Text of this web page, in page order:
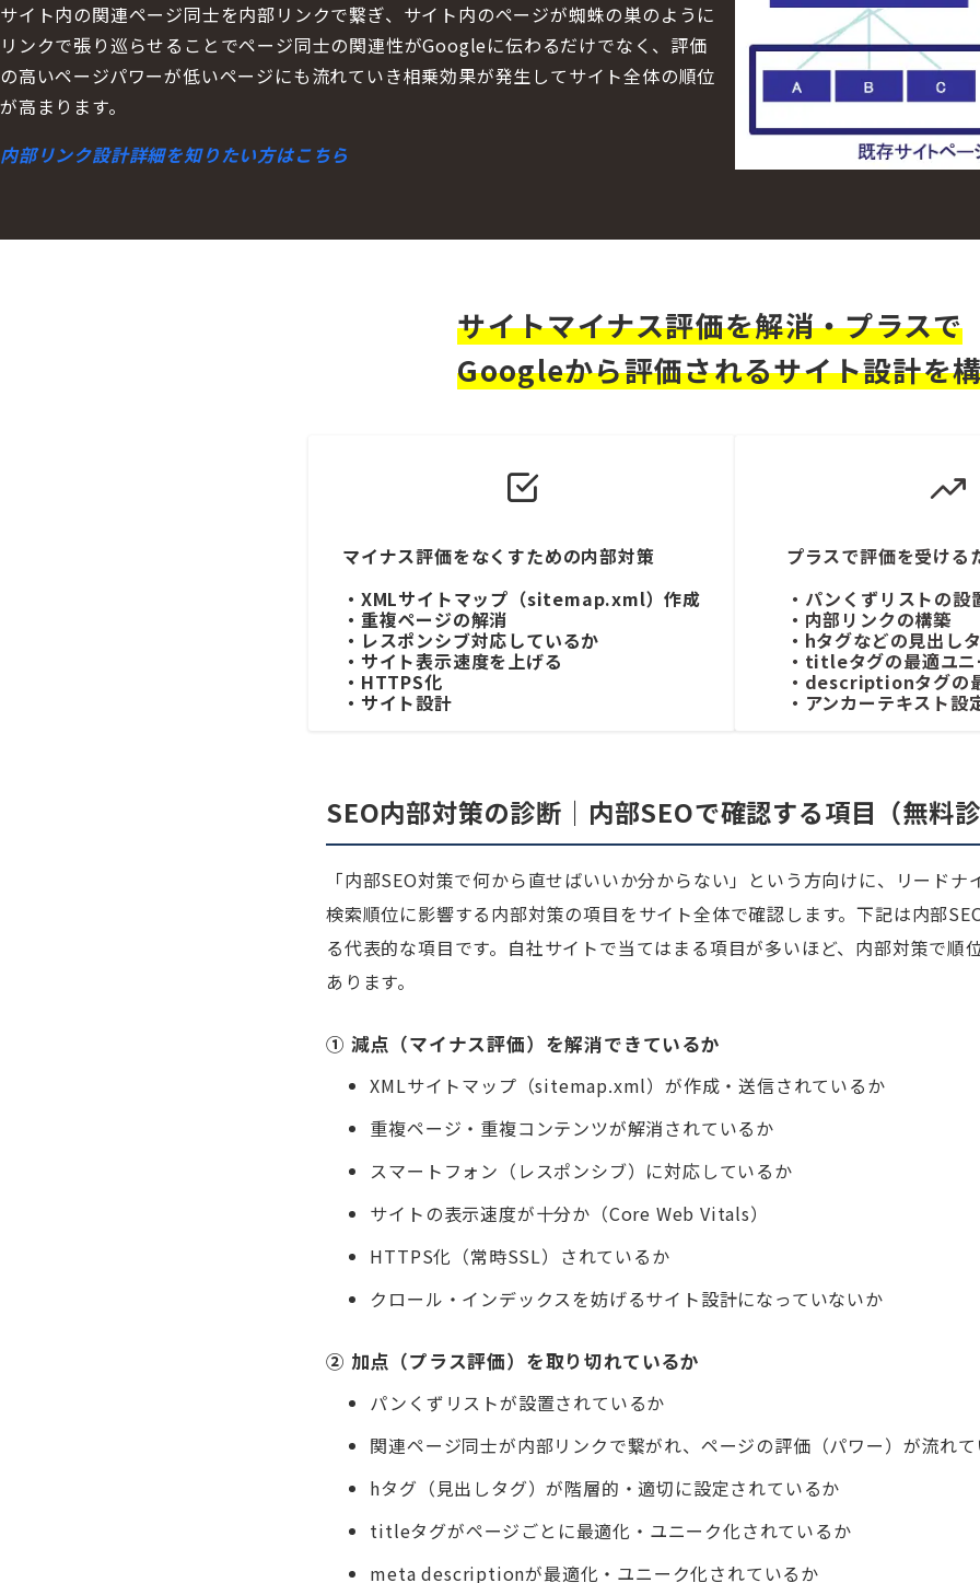
サイト内の関連ページ同士を内部リンクで繋ぎ、サイト内のページが蜘蛛の巣のように
リンクで張り巡らせることでページ同士の関連性がGoogleに伝わるだけでなく、評価
の高いページパワーが低いページにも流れていき相乗効果が発生してサイト全体の順位
が高まります。
内部リンク設計詳細を知りたい方はこちら
サイトマイナス評価を解消・プラスで
Googleから評価されるサイト設計を
マイナス評価をなくすための内部対策
・XMLサイトマップ（sitemap.xml）作成
・重複ページの解消
・レスポンシブ対応しているか
・サイト表示速度を上げる
・HTTPS化
・サイト設計
プラスで評価を受ける
・パンくずリストの設
・内部リンクの構築
・hタグなどの見出し
・titleタグの最適ユ
・descriptionタグの
・アンカーテキスト設
SEO内部対策の診断｜内部SEOで確認する項目（無料
「内部SEO対策で何から直せばいいか分からない」という方向けに、リードナ
検索順位に影響する内部対策の項目をサイト全体で確認します。下記は内部
る代表的な項目です。自社サイトで当てはまる項目が多いほど、内部対策で順
あります。
① 減点（マイナス評価）を解消できているか
XMLサイトマップ（sitemap.xml）が作成・送信されているか
重複ページ・重複コンテンツが解消されているか
スマートフォン（レスポンシブ）に対応しているか
サイトの表示速度が十分か（Core Web Vitals）
HTTPS化（常時SSL）されているか
クロール・インデックスを妨げるサイト設計になっていないか
② 加点（プラス評価）を取り切れているか
パンくずリストが設置されているか
関連ページ同士が内部リンクで繋がれ、ページの評価（パワー）が流れ
hタグ（見出しタグ）が階層的・適切に設定されているか
titleタグがページごとに最適化・ユニーク化されているか
meta descriptionが最適化・ユニーク化されているか